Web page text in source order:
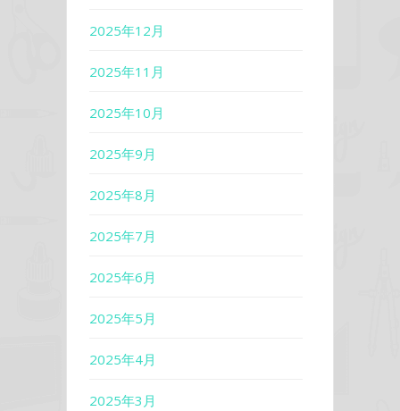
2025年12月
2025年11月
2025年10月
2025年9月
2025年8月
2025年7月
2025年6月
2025年5月
2025年4月
2025年3月